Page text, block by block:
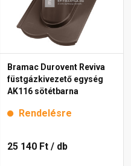
Bramac Durovent Reviva
füstgázkivezető egység
AK116 sötétbarna
Rendelésre
25 140 Ft / db